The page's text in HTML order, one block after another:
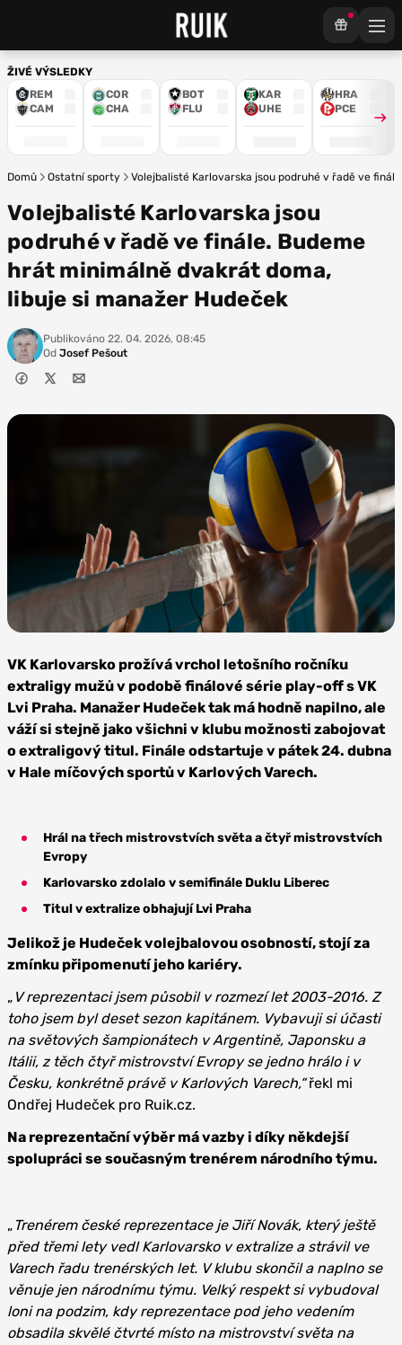
ŽIVÉ VÝSLEDKY
REM
CAM
COR
CHA
BOT
FLU
KAR
UHE
HRA
PCE
Domů Ostatní sporty Volejbalisté Karlovarska jsou podruhé v řadě ve
Volejbalisté Karlovarska jsou
podruhé v řadě ve finále. Budeme
hrát minimálně dvakrát doma,
libuje si manažer Hudeček
Publikováno 22. 04. 2026, 08:45
Od Josef Pešout
Depositphotos
VK Karlovarsko prožívá vrchol letošního ročníku
extraligy mužů v podobě finálové série play-off s VK
Lvi Praha. Manažer Hudeček tak má hodně napilno, ale
váží si stejně jako všichni v klubu možnosti zabojovat
o extraligový titul. Finále odstartuje v pátek 24. dubna
v Hale míčových sportů v Karlových Varech.
Hrál na třech mistrovstvích světa a čtyř mistrovstvích
Evropy
Karlovarsko zdolalo v semifinále Duklu Liberec
Titul v extralize obhajují Lvi Praha
Jelikož je Hudeček volejbalovou osobností, stojí za
zmínku připomenutí jeho kariéry.
„ V reprezentaci jsem působil v rozmezí let 2003-2016. Z
toho jsem byl deset sezon kapitánem. Vybavuji si účasti
na světových šampionátech v Argentině, Japonsku a
Itálii, z těch čtyř mistrovství Evropy se jedno hrálo i v
Česku, konkrétně právě v Karlových Varech,“řekl mi
Ondřej Hudeček pro Ruik.cz.
Na reprezentační výběr má vazby i díky někdejší
spolupráci se současným trenérem národního týmu.
„ Trenérem české reprezentace je JiříNovák, který ještě
před třemi lety vedl Karlovarsko v extralize a strávil ve
Varech řadu trenérských let. V klubu skončil a naplno se
věnuje jen národnímu týmu. Velký respekt si vybudoval
loni na podzim, kdy reprezentace pod jeho vedením
obsadila skvělé čtvrté místo na mistrovství světa na